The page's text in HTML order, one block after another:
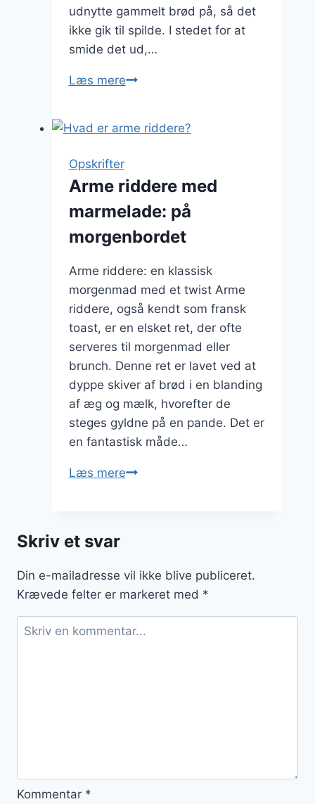
udnytte gammelt brød på, så det
ikke gik til spilde. I stedet for at
smide det ud,…
Læs mereArme
smør:
kombination
Opskrifter
Arme riddere med
marmelade: på
morgenbordet
Arme riddere: en klassisk
morgenmad med et twist Arme
riddere, også kendt som fransk
toast, er en elsket ret, der ofte
serveres til morgenmad eller
brunch. Denne ret er lavet ved at
dyppe skiver af brød i en blanding
af æg og mælk, hvorefter de
steges gyldne på en pande. Det er
en fantastisk måde…
Læs mereArme
Skriv et svar
Din e-mailadresse vil ikke blive publiceret.
Krævede felter er markeret med *
Kommentar *